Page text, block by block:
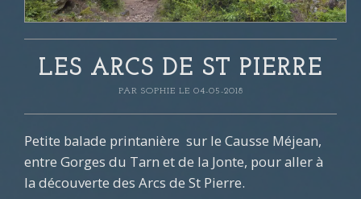
LES ARCS DE ST PIERRE
PAR SOPHIE LE 04-05-2018
Petite balade printanière sur le Causse Méjean,
entre Gorges du Tarn et de la Jonte, pour aller à
la découverte des Arcs de St Pierre.